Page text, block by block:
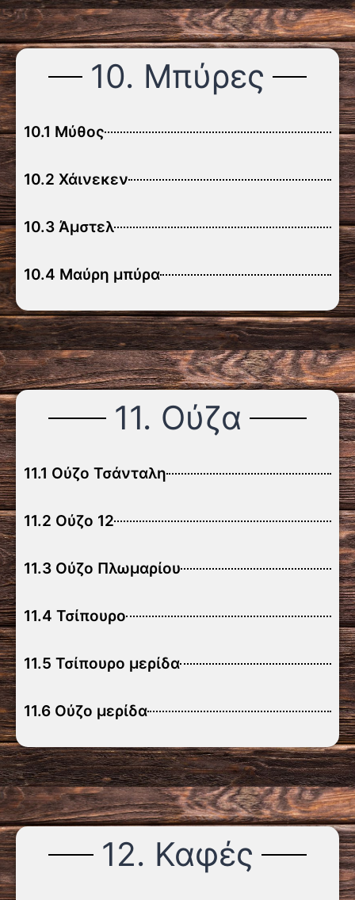
10. Μπύρες
10.1 Μύθος
10.2 Χάινεκεν
10.3 Άμστελ
10.4 Μαύρη μπύρα
11. Ούζα
11.1 Ούζο Τσάνταλη
11.2 Ούζο 12
11.3 Ούζο Πλωμαρίου
11.4 Τσίπουρο
11.5 Τσίπουρο μερίδα
11.6 Ούζο μερίδα
12. Καφές